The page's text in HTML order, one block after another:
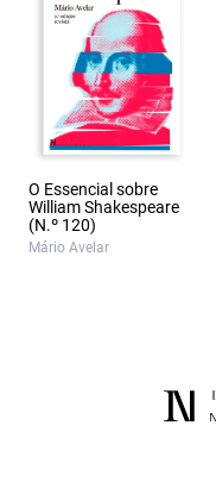
O Essencial sobre
William Shakespeare
(N.º 120)
Mário Avelar